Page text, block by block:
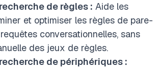
de règles : Aide les
et optimiser les règles de pare-
conversationnelles, sans
des jeux de règles.
de périphériques :